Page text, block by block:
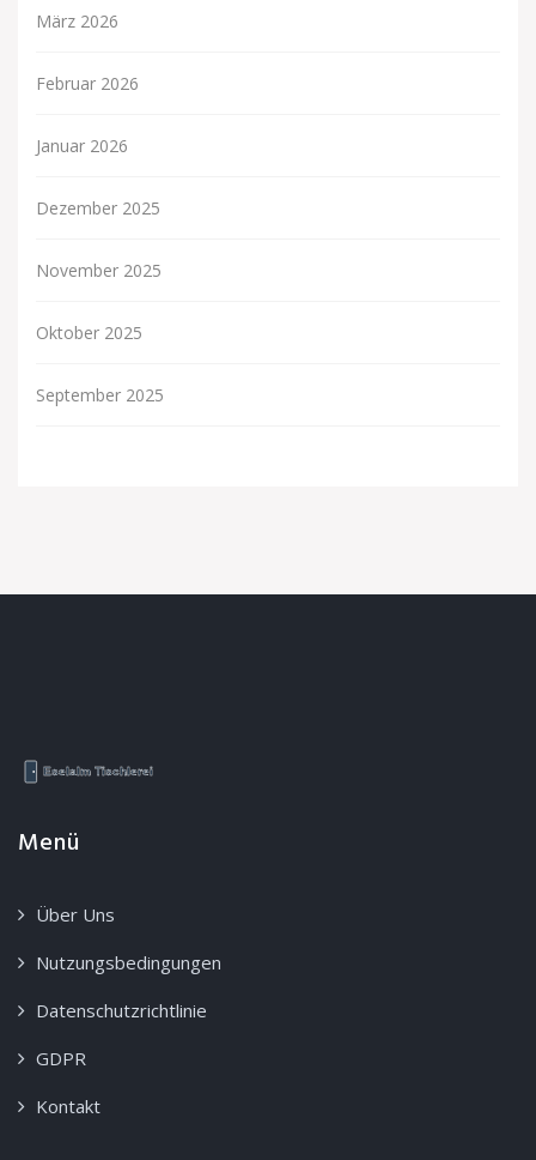
März 2026
Februar 2026
Januar 2026
Dezember 2025
November 2025
Oktober 2025
September 2025
Menü
Über Uns
Nutzungsbedingungen
Datenschutzrichtlinie
GDPR
Kontakt